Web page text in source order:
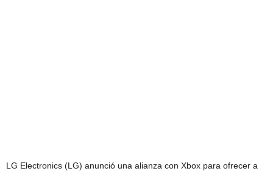
LG Electronics (LG) anunció una alianza con Xbox para ofrecer a